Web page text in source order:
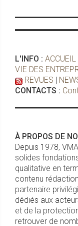
L'INFO : ACCUEIL
VIE DES
REVUES |
CONTACTS :
À PROPOS DE
Depuis 1978,
solides
qualitative en
contenu
partenaire
dédiés aux
et de la
retrouver de